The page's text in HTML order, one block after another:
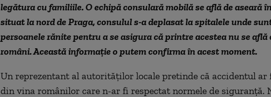
legătura cu familiile. O echipă consulară mobilă se află de aseară
situat la nord de Praga, consulul s-a deplasat la spitalele unde
persoanele rănite pentru a se asigura că printre acestea nu se află
români. Această informaţie o putem confirma în acest moment.
Un reprezentant al autorităţilor locale pretinde că accidentul ar
din vina românilor care n-ar fi respectat normele de siguranţă.